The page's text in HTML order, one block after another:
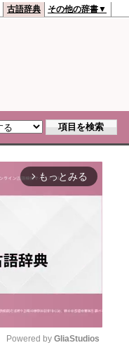
古語辞典 その他の辞書▼
arrow_forward_ios もっとみる
Powered by GliaStudios